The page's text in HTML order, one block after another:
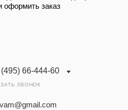
оформить заказ
66-444-60
ЗВОНОК